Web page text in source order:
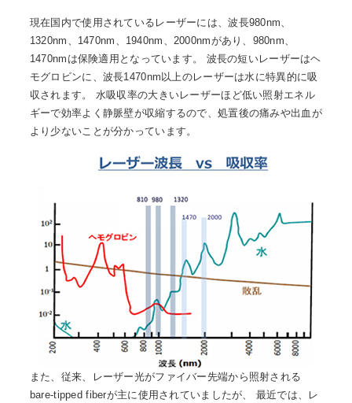
現在国内で使用されているレーザーには、波長980nm、
1320nm、1470nm、1940nm、2000nmがあり、980nm、
1470nmは保険適用となっています。 波長の短いレーザーはヘ
モグロビンに、波長1470nm以上のレーザーは水に特異的に吸
収されます。 水吸収率の大きいレーザーほど低い照射エネル
ギーで効率よく静脈壁が収縮するので、処置後の痛みや出血が
より少ないことが分かっています。
また、従来、レーザー光がファイバー先端から照射される
bare-tipped fiberが主に使用されていましたが、 最近では、レ